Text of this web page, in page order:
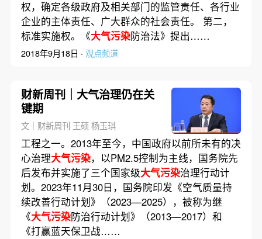
权，确定各级政府及相关部门的监管责任、各行业
企业的主体责任、广大群众的社会责任。 第二，
标准实施权。《大气污染防治法》提出……
2018年9月18日 · 观点频道
财新周刊｜大气治理仍在关
键期
文｜财新周刊 王硕 杨玉琪
工程之一。2013年至今，中国政府以前所未有的决
心治理大气污染，以PM2.5控制为主线，国务院先
后发布并实施了三个国家级大气污染治理行动计
划。2023年11月30日，国务院印发《空气质量持
续改善行动计划》（2023—2025），被称为继
《大气污染防治行动计划》（2013—2017）和
《打赢蓝天保卫战……